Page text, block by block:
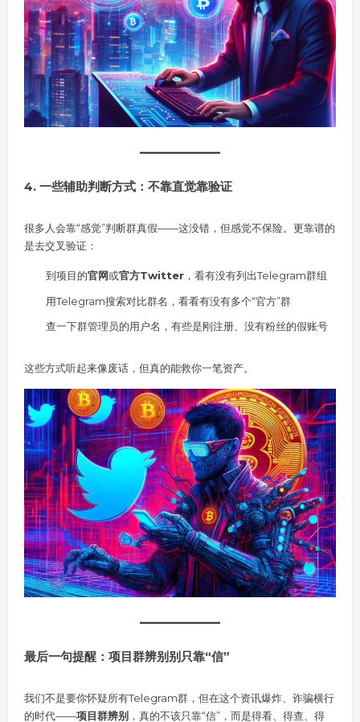
4. 一些辅助判断方式：不靠直觉靠验证
很多人会靠“感觉”判断群真假——这没错，但感觉不保险。更靠谱的
是去交叉验证：
到项目的官网或官方Twitter ，看有没有列出Telegram群组
用Telegram搜索对比群名，看看有没有多个“官方”群
查一下群管理员的用户名，有些是刚注册、没有粉丝的假账号
这些方式听起来像废话，但真的能救你一笔资产。
最后一句提醒：项目群辨别别只靠“信”
我们不是要你怀疑所有Telegram群，但在这个资讯爆炸、诈骗横行
的时代——项目群辨别 ，真的不该只靠“信”，而是得看、得查、得